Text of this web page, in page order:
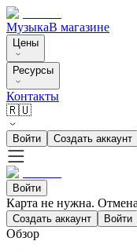
МузыкаВ магазине
Цены
Ресурсы
Контакты
🇷🇺
Войти Создать аккаунт
Войти
Карта не нужна.
Создать аккаунт Войти
Обзор